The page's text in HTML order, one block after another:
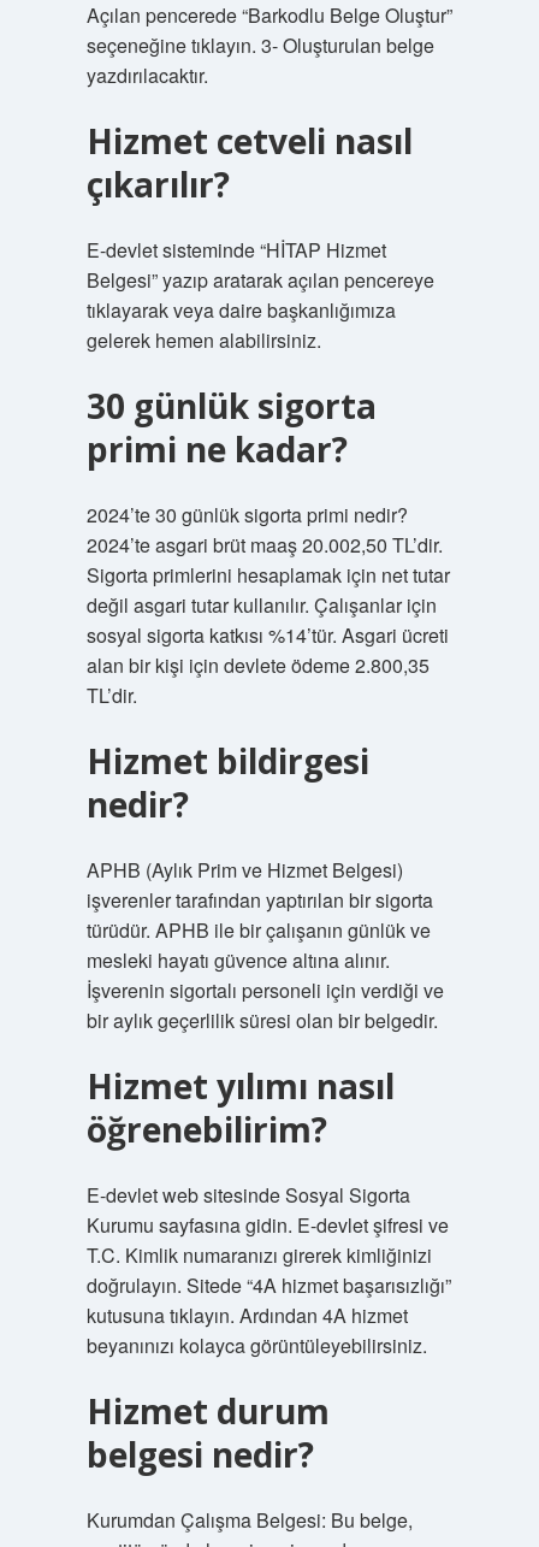
Açılan pencerede “Barkodlu Belge Oluştur”
seçeneğine tıklayın. 3- Oluşturulan belge
yazdırılacaktır.
Hizmet cetveli nasıl
çıkarılır?
E-devlet sisteminde “HİTAP Hizmet
Belgesi” yazıp aratarak açılan pencereye
tıklayarak veya daire başkanlığımıza
gelerek hemen alabilirsiniz.
30 günlük sigorta
primi ne kadar?
2024’te 30 günlük sigorta primi nedir?
2024’te asgari brüt maaş 20.002,50 TL’dir.
Sigorta primlerini hesaplamak için net tutar
değil asgari tutar kullanılır. Çalışanlar için
sosyal sigorta katkısı %14’tür. Asgari ücreti
alan bir kişi için devlete ödeme 2.800,35
TL’dir.
Hizmet bildirgesi
nedir?
APHB (Aylık Prim ve Hizmet Belgesi)
işverenler tarafından yaptırılan bir sigorta
türüdür. APHB ile bir çalışanın günlük ve
mesleki hayatı güvence altına alınır.
İşverenin sigortalı personeli için verdiği ve
bir aylık geçerlilik süresi olan bir belgedir.
Hizmet yılımı nasıl
öğrenebilirim?
E-devlet web sitesinde Sosyal Sigorta
Kurumu sayfasına gidin. E-devlet şifresi ve
T.C. Kimlik numaranızı girerek kimliğinizi
doğrulayın. Sitede “4A hizmet başarısızlığı”
kutusuna tıklayın. Ardından 4A hizmet
beyanınızı kolayca görüntüleyebilirsiniz.
Hizmet durum
belgesi nedir?
Kurumdan Çalışma Belgesi: Bu belge,